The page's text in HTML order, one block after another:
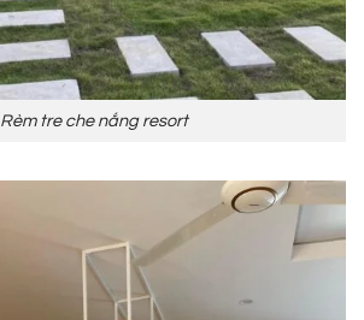
Rèm tre che nắng resort